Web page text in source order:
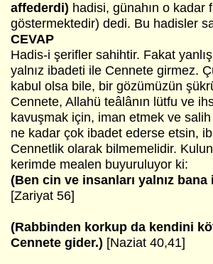
affederdi) hadisi, günahın o kadar
göstermektedir) dedi. Bu hadisler
CEVAP
Hadis-i şerifler sahihtir. Fakat
yalnız ibadeti ile Cennete girmez.
kabul olsa bile, bir gözümüzün
Cennete, Allahü teâlânın lütfu ve
kavuşmak için, iman etmek ve
ne kadar çok ibadet ederse etsin,
Cennetlik olarak bilmemelidir.
kerimde mealen buyuruluyor ki:
(Ben cin ve insanları yalnız
[Zariyat 56]
(Rabbinden korkup da kendini
Cennete gider.) [Naziat 40,41]